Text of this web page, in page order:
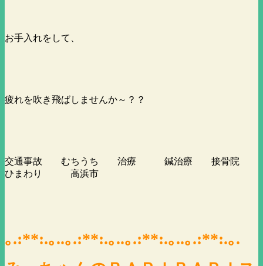
お手入れをして、
疲れを吹き飛ばしませんか～？？
交通事故 むちうち 治療 鍼治療 接骨院
ひまわり 高浜市
｡.:**:.｡..｡.:**:.｡..｡.:**:.｡..｡.:**:.｡.